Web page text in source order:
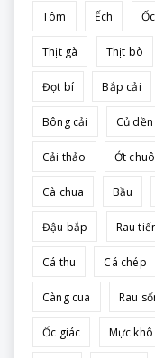
Tôm Ếch Ốc
Thịt gà Thịt bò
Đọt bí Bắp cải
Bông cải Củ dền
Cải thảo Ớt
Cà chua Bầu
Đậu bắp Rau
Cá thu Cá chép
Càng cua Rau
Ốc giác Mực khô